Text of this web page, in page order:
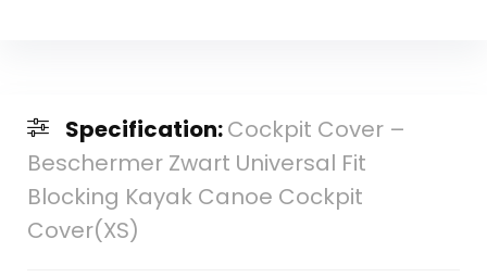
Specification:Cockpit Cover –
Beschermer Zwart Universal Fit
Blocking Kayak Canoe Cockpit
Cover(XS)